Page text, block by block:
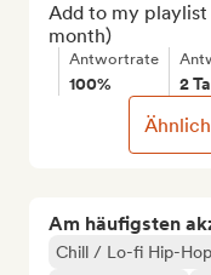
Am häufigsten
Chill / Lo-fi Hip-Hop
Add to my playlist
month)
Antwortrate
100% 2